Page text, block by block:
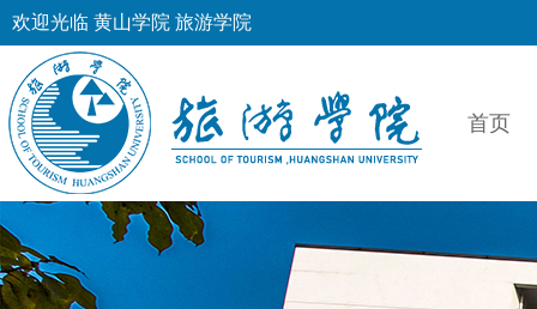
欢迎光临 黄山学院 旅游学院
首页